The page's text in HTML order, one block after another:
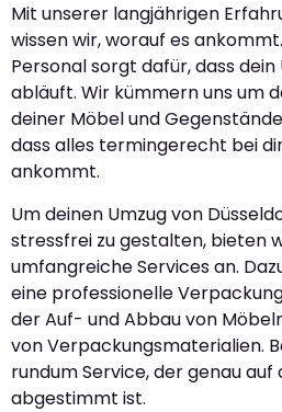
Mit unserer langjährigen
wissen wir, worauf es
Personal sorgt dafür, dass
abläuft. Wir kümmern uns um
deiner Möbel und
dass alles termingerecht bei
ankommt.
Um deinen Umzug von
stressfrei zu gestalten, bieten
umfangreiche Services an.
eine professionelle
der Auf- und Abbau von
von Verpackungsmaterialien.
rundum Service, der genau auf
abgestimmt ist.